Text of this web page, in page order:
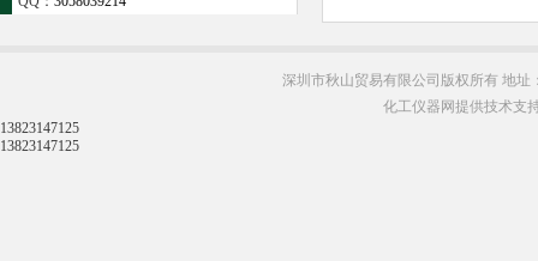
深圳市秋山贸易有限公司版权所有 地址
化工仪器网提供技术支
13823147125
13823147125